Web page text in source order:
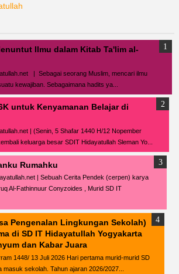
Ilmu dalam Kitab Ta'lim al-
| Sebagai seorang Muslim, mencari ilmu
kewajiban. Sebagaimana hadits ya...
untuk Kenyamanan Belajar di
| (Senin, 5 Shafar 1440 H/12 Nopember
keluarga besar SDIT Hidayatullah Sleman Yo...
Rumahku
| Sebuah Cerita Pendek (cerpen) karya
Al-Fathinnuur Conyzoides , Murid SD IT
Pengenalan Lingkungan Sekolah)
di SD IT Hidayatullah Yogyakarta
dan Kabar Juara
1448/ 13 Juli 2026 Hari pertama murid-murid SD
sekolah. Tahun ajaran 2026/2027...